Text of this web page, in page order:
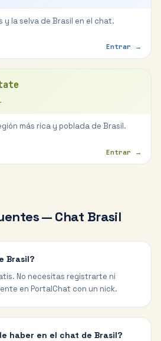
y la selva de Brasil en el chat.
Entrar →
más rica y poblada de Brasil.
Entrar →
— Chat Brasil
Brasil?
No necesitas registrarte ni
en PortalChat con un nick.
haber en el chat de Brasil?